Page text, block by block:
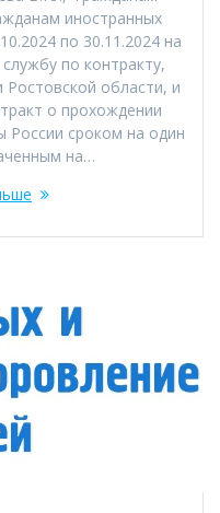
иностранных
по 30.11.2024 на
по контракту,
области, и
о прохождении
сроком на один
на…